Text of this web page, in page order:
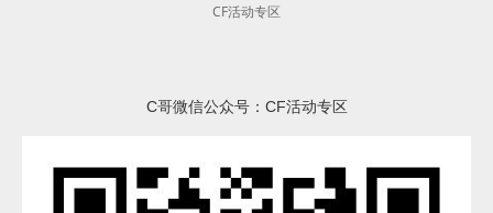
CF活动专区
C哥微信公众号：CF活动专区